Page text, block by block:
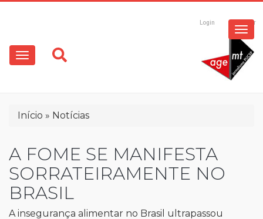
conteúdo
principal
Login Registrar
Main
navigation
Trilha
navegação
Início Notícias
A FOME SE MANIFESTA
SORRATEIRAMENTE NO
BRASIL
A insegurança alimentar no Brasil ultrapassou